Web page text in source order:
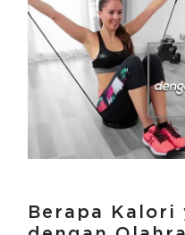
Berapa Kalori